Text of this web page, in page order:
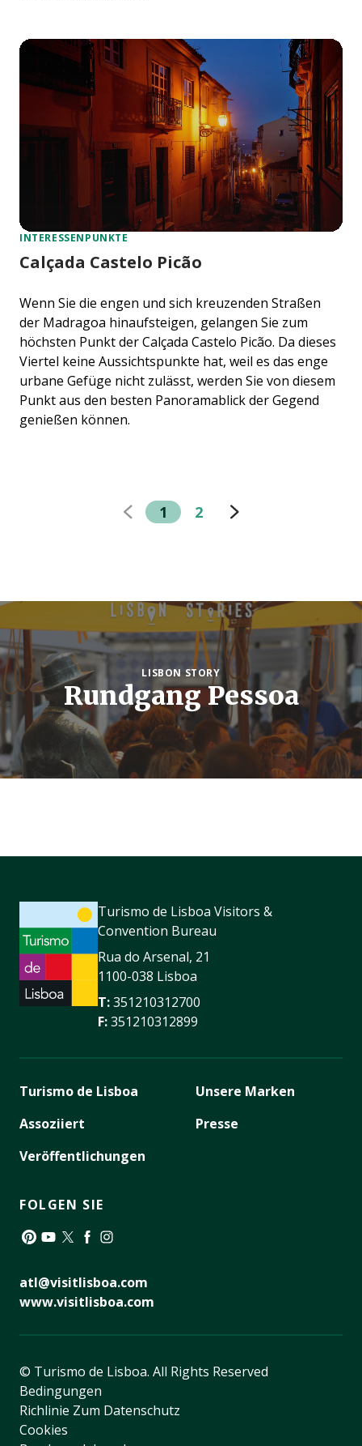
INTERESSENPUNKTE
Calçada Castelo Picão
Wenn Sie die engen und sich kreuzenden Straßen
der Madragoa hinaufsteigen, gelangen Sie zum
höchsten Punkt der Calçada Castelo Picão. Da dieses
Viertel keine Aussichtspunkte hat, weil es das enge
urbane Gefüge nicht zulässt, werden Sie von diesem
Punkt aus den besten Panoramablick der Gegend
genießen können.
1 2
LISBON STORY
Rundgang Pessoa
Turismo de Lisboa Visitors &
Convention Bureau
Rua do Arsenal, 21
1100-038 Lisboa
T:351210312700
F:351210312899
Turismo de Lisboa
Assoziiert
Veröffentlichungen
Unsere Marken
Presse
FOLGEN SIE
atl@visitlisboa.com
www.visitlisboa.com
© Turismo de Lisboa. All Rights Reserved
Bedingungen
Richlinie Zum Datenschutz
Cookies